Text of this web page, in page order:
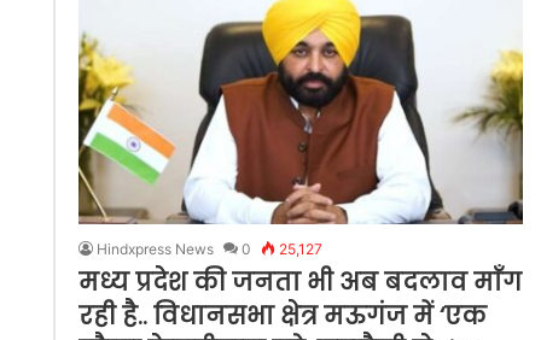
Hindxpress News 0 25,127
मध्य प्रदेश की जनता भी अब बदलाव माँग
रही है.. विधानसभा क्षेत्र मऊगंज में ‘एक